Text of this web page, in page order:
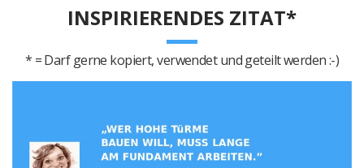
INSPIRIERENDES ZITAT*
* = Darf gerne kopiert, verwendet und geteilt werden :-)